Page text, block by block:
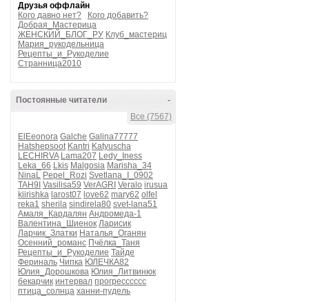
Друзья оффлайн
Кого давно нет?
Кого добавить?
Добрая_Мастерица
ЖЕНСКИЙ_БЛОГ_РУ Клуб_мастериц
Мария_рукодельница
Рецепты_и_Рукоделие
Странница2010
-
Постоянные читатели
Все (7567)
ElEeonora Galche Galina77777
Hatshepsoot Kantri Katyuscha
LECHIRVA Lama207 Ledy_Iness
Leka_66 Lkis Malgosia Marisha_34
NinaL Pepel_Rozi Svetlana_I_0902
TAH9I Vasilisa59 VerAGRI Veralo irusua
kiirishka larost07 love62 mary62 olfel
reka1 sherila sindirela80 svet-lana51
Амаля_Кардалян Андромеда-1
Валентина_Шиенок Ларисик
Ларчик_Златки Наталья_Оганян
Осенний_романс Пчёлка_Таня
Рецепты_и_Рукоделие Тайде
Фериналь Чипка ЮЛЕЧКА82
Юлия_Дорошкова Юлия_Литвинюк
бекарчик интервал прогресссссс
птица_солнца ханни-пудель